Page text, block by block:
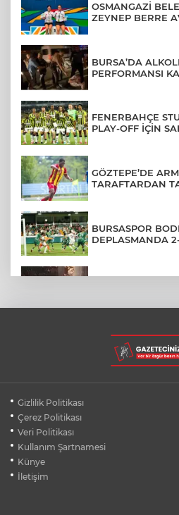
OSMANGAZİ
ZEYNEP BERRE
BURSA’DA
PERFORMANSI
FENERBAHÇE
PLAY-OFF İÇİN
GÖZTEPE’DE
TARAFTARDAN
BURSASPOR
DEPLASMANDA
PARKTA
KADININ
PARA ÇIKTI
KARŞIYAKA'DA
Gizlilik Politikası
Çerez Politikası
Veri Politikası
Kullanım Şartnamesi
Künye
İletişim